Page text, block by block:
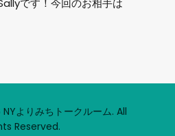
です！今回のお相手は
よりみちトークルーム. All
Reserved.